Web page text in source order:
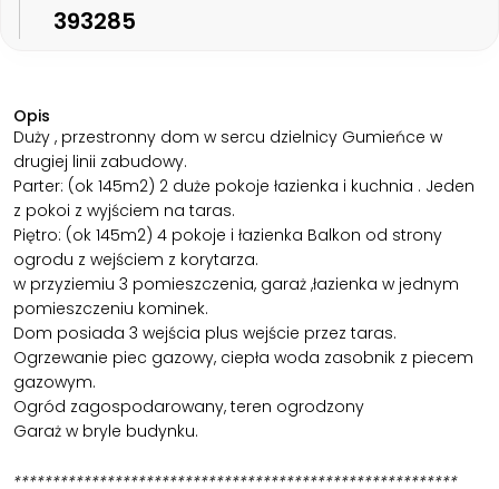
393285
Opis
Duży , przestronny dom w sercu dzielnicy Gumieńce w
drugiej linii zabudowy.
Parter: (ok 145m2) 2 duże pokoje łazienka i kuchnia . Jeden
z pokoi z wyjściem na taras.
Piętro: (ok 145m2) 4 pokoje i łazienka Balkon od strony
ogrodu z wejściem z korytarza.
w przyziemiu 3 pomieszczenia, garaż ,łazienka w jednym
pomieszczeniu kominek.
Dom posiada 3 wejścia plus wejście przez taras.
Ogrzewanie piec gazowy, ciepła woda zasobnik z piecem
gazowym.
Ogród zagospodarowany, teren ogrodzony
Garaż w bryle budynku.
*********************************************************